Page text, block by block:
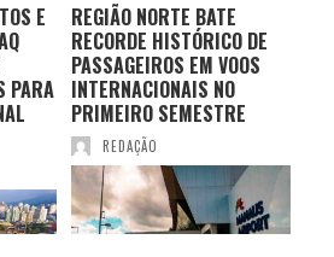
E
PARA
REGIÃO NORTE BATE
RECORDE HISTÓRICO DE
PASSAGEIROS EM VOOS
INTERNACIONAIS NO
PRIMEIRO SEMESTRE
REDAÇÃO